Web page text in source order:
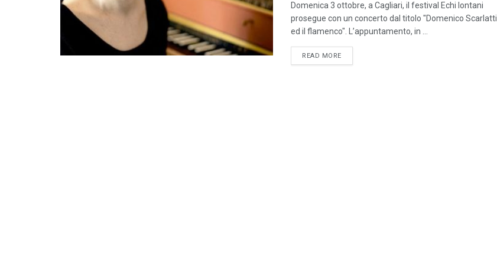
Domenica 3 ottobre, a Cagliari, il festival Echi lontani
prosegue con un concerto dal titolo "Domenico Scarlatti
ed il flamenco". L’appuntamento, in ...
READ MOREDETAILS